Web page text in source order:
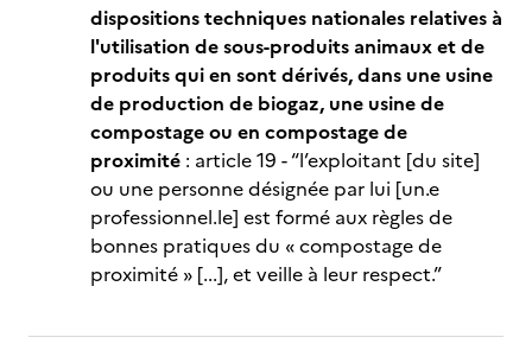
dispositions techniques nationales relatives à
l'utilisation de sous-produits animaux et de
produits qui en sont dérivés, dans une usine
de production de biogaz, une usine de
compostage ou en compostage de
proximité : article 19 - “l’exploitant [du site]
ou une personne désignée par lui [un.e
professionnel.le] est formé aux règles de
bonnes pratiques du « compostage de
proximité » [...], et veille à leur respect.”